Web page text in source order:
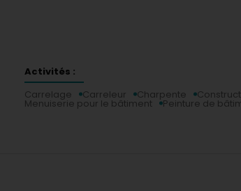
Activités :
Carrelage
Carreleur Charpente
Menuiserie pour le bâtiment Peinture de